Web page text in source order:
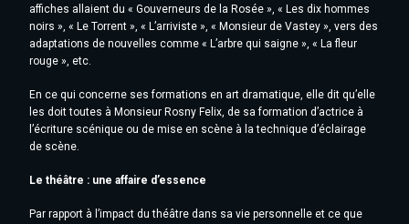
affiches allaient du « Gouverneurs de la Rosée », « Les dix hommes
noirs », « Le Torrent », « L’arriviste », « Monsieur de Vastey », vers des
adaptations de nouvelles comme « L’arbre qui saigne », « La fleur
rouge », etc.
En ce qui concerne ses formations en art dramatique, elle dit qu’elle
les doit toutes à Monsieur Rosny Felix, de sa formation d’actrice à
l’écriture scénique ou de mise en scène à la technique d’éclairage
de scène.
Le théâtre : une affaire d’essence
Par rapport à l’impact du théâtre dans sa vie personnelle et ce que